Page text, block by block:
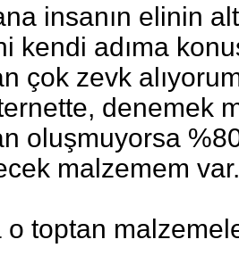
insanın elinin
kendi adıma
çok zevk
denemek
oluşmuyorsa
malzemem
o toptan